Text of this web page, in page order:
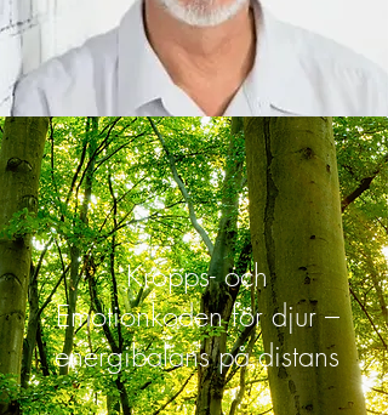
Kropps- och
Emotionkoden för djur –
energibalans på distans